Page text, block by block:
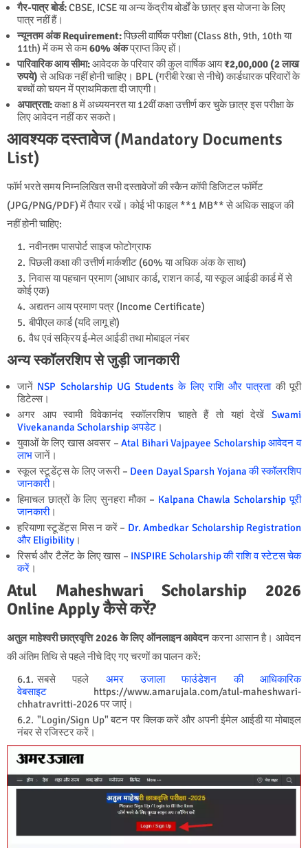
गैर-पात्र बोर्ड:CBSE, ICSE या अन्य केंद्रीय बोर्डों के छात्र इस योजना के लिए
पात्र नहीं हैं।
न्यूनतम अंक Requirement:पिछली वार्षिक परीक्षा (Class 8th, 9th, 10th या
11th) में कम से कम60% अंकप्राप्त किए हों।
पारिवारिक आय सीमा:आवेदक के परिवार की कुल वार्षिक आय₹2,00,000 (2 लाख
रुपये)से अधिक नहीं होनी चाहिए। BPL (गरीबी रेखा से नीचे) कार्डधारक परिवारों के
बच्चों को चयन में प्राथमिकता दी जाएगी।
अपात्रता:कक्षा 8 में अध्ययनरत या 12वीं कक्षा उत्तीर्ण कर चुके छात्र इस परीक्षा के
लिए आवेदन नहीं कर सकते।
आवश्यक दस्तावेज (Mandatory Documents
List)
फॉर्म भरते समय निम्नलिखित सभी दस्तावेजों की स्कैन कॉपी डिजिटल फॉर्मेट
(JPG/PNG/PDF) में तैयार रखें। कोई भी फाइल **1 MB** से अधिक साइज की
नहीं होनी चाहिए:
नवीनतम पासपोर्ट साइज फोटोग्राफ
पिछली कक्षा की उत्तीर्ण मार्कशीट (60% या अधिक अंक के साथ)
निवास या पहचान प्रमाण (आधार कार्ड, राशन कार्ड, या स्कूल आईडी कार्ड में से
कोई एक)
अद्यतन आय प्रमाण पत्र (Income Certificate)
बीपीएल कार्ड (यदि लागू हो)
वैध एवं सक्रिय ई-मेल आईडी तथा मोबाइल नंबर
अन्य स्कॉलरशिप से जुड़ी जानकारी
जानें NSP Scholarship UG Students के लिए राशि और पात्रताकी पूरी
डिटेल्स।
अगर आप स्वामी विवेकानंद स्कॉलरशिप चाहते हैं तो यहां देखें
Swami
Vivekananda Scholarship अपडेट ।
युवाओं के लिए खास अवसर – Atal Bihari Vajpayee Scholarship आवेदन व
लाभजानें।
स्कूल स्टूडेंट्स के लिए जरूरी – Deen Dayal Sparsh Yojana की स्कॉलरशिप
जानकारी।
हिमाचल छात्रों के लिए सुनहरा मौका – Kalpana Chawla Scholarship पूरी
जानकारी।
हरियाणा स्टूडेंट्स मिस न करें – Dr. Ambedkar Scholarship Registration
और Eligibility ।
रिसर्च और टैलेंट के लिए खास – INSPIRE Scholarship की राशि व स्टेटस चेक
करें ।
Atul Maheshwari Scholarship 2026
Online Apply कैसे करें?
अतुल माहेश्वरी छात्रवृत्ति 2026 के लिए ऑनलाइन आवेदनकरना आसान है। आवेदन
की अंतिम तिथि से पहलेनीचे दिए गए चरणों का पालन करें:
सबसे पहले अमर उजाला फाउंडेशन की आधिकारिक
वेबसाइट
https://www.amarujala.com/atul-maheshwari-
chhatravritti-2026 पर जाएं।
"Login/Sign Up" बटन पर क्लिक करें और अपनी ईमेल आईडी या मोबाइल
नंबर से रजिस्टर करें।